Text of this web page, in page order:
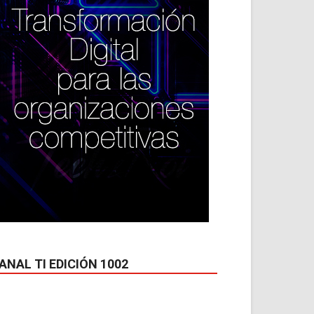
TI EDICIÓN 1002